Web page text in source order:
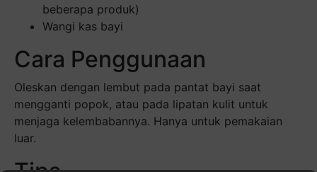
beberapa produk)
Wangi kas bayi
Cara Penggunaan
Oleskan dengan lembut pada pantat bayi saat
mengganti popok, atau pada lipatan kulit untuk
menjaga kelembabannya. Hanya untuk pemakaian
luar.